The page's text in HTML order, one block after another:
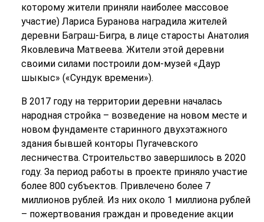
которому жители приняли наиболее массовое
участие) Лариса Буранова наградила жителей
деревни Баграш-Бигра, в лице старосты Анатолия
Яковлевича Матвеева. Жители этой деревни
своими силами построили дом-музей «Даур
шыкыс» («Сундук времени»).
В 2017 году на территории деревни началась
народная стройка – возведение на новом месте и
новом фундаменте старинного двухэтажного
здания бывшей конторы Пугачевского
лесничества. Строительство завершилось в 2020
году. За период работы в проекте приняло участие
более 800 субъектов. Привлечено более 7
миллионов рублей. Из них около 1 миллиона рублей
– пожертвования граждан и проведение акции